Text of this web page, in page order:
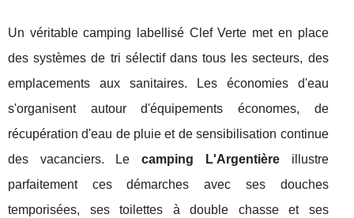
Un véritable camping labellisé Clef Verte met en place
des systèmes de tri sélectif dans tous les secteurs, des
emplacements aux sanitaires. Les économies d'eau
s'organisent autour d'équipements économes, de
récupération d'eau de pluie et de sensibilisation continue
des vacanciers. Lecamping L'Argentièreillustre
parfaitement ces démarches avec ses douches
temporisées, ses toilettes à double chasse et ses